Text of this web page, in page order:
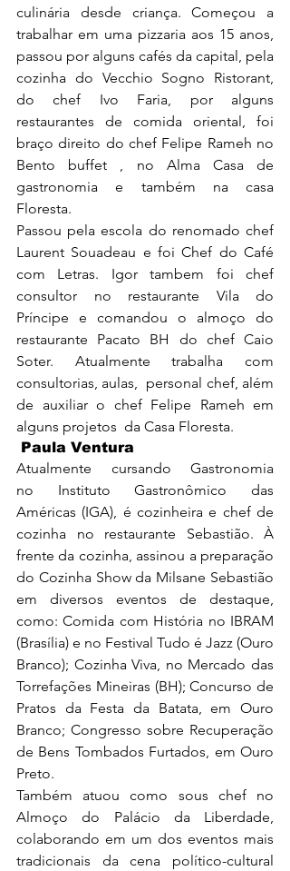
culinária desde criança. Começou a
trabalhar em uma pizzaria aos 15 anos,
passou por alguns cafés da capital, pela
cozinha do Vecchio Sogno Ristorant,
do chef Ivo Faria, por alguns
restaurantes de comida oriental, foi
braço direito do chef Felipe Rameh no
Bento buffet , no Alma Casa de
gastronomia e também na casa
Floresta.
Passou pela escola do renomado chef
Laurent Souadeau e foi Chef do Café
com Letras. Igor tambem foi chef
consultor no restaurante Vila do
Príncipe e comandou o almoço do
restaurante Pacato BH do chef Caio
Soter. Atualmente trabalha com
consultorias, aulas,  personal chef, além
de auxiliar o chef Felipe Rameh em
alguns projetos  da Casa Floresta.
Paula Ventura
Atualmente cursando Gastronomia
no Instituto Gastronômico das
Américas (IGA), é cozinheira e chef de
cozinha no restaurante Sebastião. À
frente da cozinha, assinou a preparação
do Cozinha Show da Milsane Sebastião
em diversos eventos de destaque,
como: Comida com História no IBRAM
(Brasília) e no Festival Tudo é Jazz (Ouro
Branco); Cozinha Viva, no Mercado das
Torrefações Mineiras (BH); Concurso de
Pratos da Festa da Batata, em Ouro
Branco; Congresso sobre Recuperação
de Bens Tombados Furtados, em Ouro
Preto.
Também atuou como sous chef no
Almoço do Palácio da Liberdade,
colaborando em um dos eventos mais
tradicionais da cena político-cultural